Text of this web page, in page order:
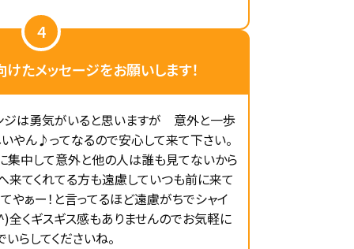
4
たメッセージをお願いします！
ジは勇気がいると思いますが 意外と一歩
ん♪ってなるので安心して来て下さい。
集中して意外と他の人は誰も見てないから
てくれてる方も遠慮していつも前に来て
やぁー！と言ってるほど遠慮がちでシャイ
くギスギス感もありませんのでお気軽に
らしてくださいね。